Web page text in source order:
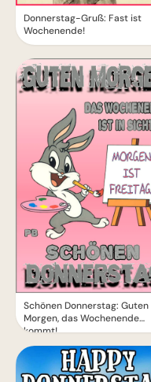
Donnerstag-Gruß: Fast ist
Wochenende!
Schönen Donnerstag: Guten
Morgen, das Wochenende
kommt!